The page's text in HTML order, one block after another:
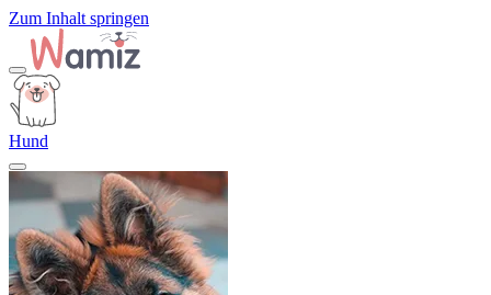
Zum Inhalt springen
Hund